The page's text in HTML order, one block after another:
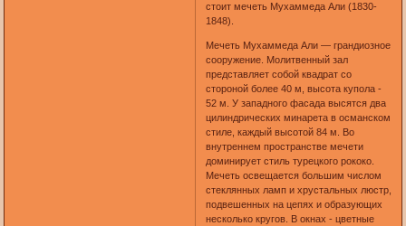
стоит мечеть Мухаммеда Али (1830-
1848).
Мечеть Мухаммеда Али — грандиозное
сооружение. Молитвенный зал
представляет собой квадрат со
стороной более 40 м, высота купола -
52 м. У западного фасада высятся два
цилиндрических минарета в османском
стиле, каждый высотой 84 м. Во
внутреннем пространстве мечети
доминирует стиль турецкого рококо.
Мечеть освещается большим числом
стеклянных ламп и хрустальных люстр,
подвешенных на цепях и образующих
несколько кругов. В окнах - цветные